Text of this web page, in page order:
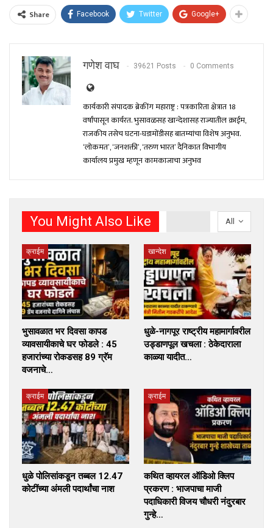
Share Facebook Twitter Google+
गणेश वाघ 39621 Posts 0 Comments
कार्यकारी संपादक ब्रेकींग महाराष्ट्र : पत्रकारिता क्षेत्रात 18
वर्षांपासून कार्यरत. भुसावळसह खान्देशासह राज्यातील क्राईम,
राजकीय तसेच घटना-घडामोंडीसह बातम्यांचा विशेष अनुभव.
‘लोकमत’, ‘जनशक्ती’, ‘तरुण भारत’ दैनिकात विभागीय
कार्यालय प्रमुख म्हणून कामकाजाचा अनुभव
All
You Might Also Like
क्राईम
भुसावळात भर दिवसा कापड
व्यावसायीकाचे घर फोडले : 45
हजारांच्या रोकडसह 89 ग्रॅम
वजनाचे…
खान्देश
धुळे-नागपूर राष्ट्रीय महामार्गावरील
उड्डाणपूल खचला : ठेकेदाराला
काळ्या यादीत…
क्राईम
धुळे पोलिसांकडून तब्बल 12.47
कोटींच्या अंमली पदार्थांचा नाश
क्राईम
कथित व्हायरल ऑडिओ क्लिप
प्रकरण : भाजपाचा माजी
पदाधिकारी विजय चौधरी नंदुरबार
गुन्हे…